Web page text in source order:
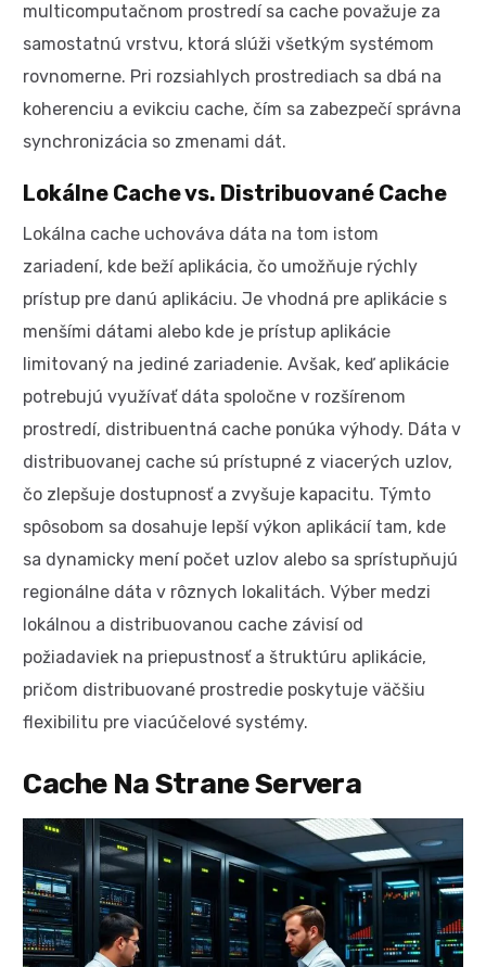
multicomputačnom prostredí sa cache považuje za
samostatnú vrstvu, ktorá slúži všetkým systémom
rovnomerne. Pri rozsiahlych prostrediach sa dbá na
koherenciu a evikciu cache, čím sa zabezpečí správna
synchronizácia so zmenami dát.
Lokálne Cache vs. Distribuované Cache
Lokálna cache uchováva dáta na tom istom
zariadení, kde beží aplikácia, čo umožňuje rýchly
prístup pre danú aplikáciu. Je vhodná pre aplikácie s
menšími dátami alebo kde je prístup aplikácie
limitovaný na jediné zariadenie. Avšak, keď aplikácie
potrebujú využívať dáta spoločne v rozšírenom
prostredí, distribuentná cache ponúka výhody. Dáta v
distribuovanej cache sú prístupné z viacerých uzlov,
čo zlepšuje dostupnosť a zvyšuje kapacitu. Týmto
spôsobom sa dosahuje lepší výkon aplikácií tam, kde
sa dynamicky mení počet uzlov alebo sa sprístupňujú
regionálne dáta v rôznych lokalitách. Výber medzi
lokálnou a distribuovanou cache závisí od
požiadaviek na priepustnosť a štruktúru aplikácie,
pričom distribuované prostredie poskytuje väčšiu
flexibilitu pre viacúčelové systémy.
Cache Na Strane Servera